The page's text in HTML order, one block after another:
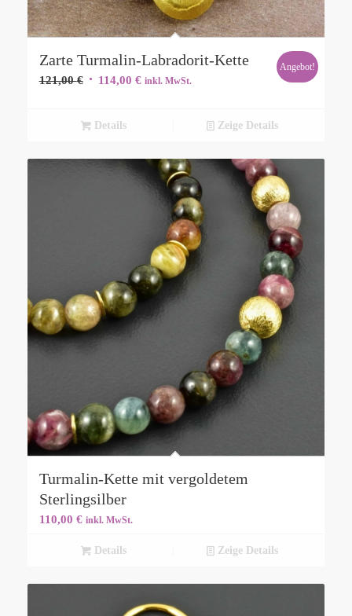
Zarte Turmalin-Labradorit-Kette
121,00€ Ursprünglicher
121,00 €
114,00 €Aktueller
inkl. MwSt.
Angebot!
Details Zeige Details
Turmalin-Kette mit vergoldetem
Sterlingsilber
110,00 € inkl. MwSt.
Details Zeige Details